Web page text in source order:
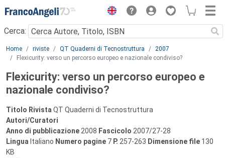
Menu
Cerca:
Main content
Home riviste QT Quaderni di Tecnostruttura
2007
Flexicurity: verso un percorso europeo e nazionale condiviso?
Flexicurity: verso un percorso europeo e
nazionale condiviso?
Titolo Rivista QT Quaderni di Tecnostruttura
Autori/Curatori
Anno di pubblicazione 2008 Fascicolo 2007/27-28
Lingua Italiano Numero pagine 7 P. 257-263 Dimensione file 130
KB